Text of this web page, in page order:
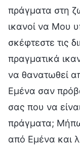
πράγματα στη
ικανοί να Μου
σκέφτεστε τις
πραγματικά
να θανατωθεί
Εμένα σαν
σας που να
πράγματα;
από Εμένα και